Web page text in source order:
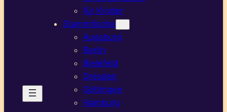
für Kinder
Stammtische
Augsburg
Berlin
Bielefeld
Dresden
Göttingen
Hamburg